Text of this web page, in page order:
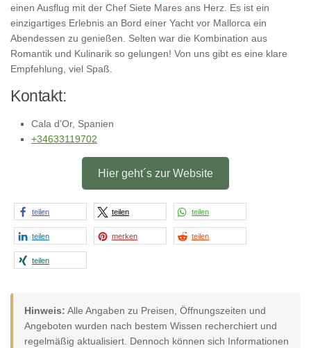
einen Ausflug mit der Chef Siete Mares ans Herz. Es ist ein
einzigartiges Erlebnis an Bord einer Yacht vor Mallorca ein
Abendessen zu genießen. Selten war die Kombination aus
Romantik und Kulinarik so gelungen! Von uns gibt es eine klare
Empfehlung, viel Spaß.
Kontakt:
Cala d’Or, Spanien
+34633119702
Hier geht´s zur Website
teilen teilen teilen
teilen merken teilen
teilen
Hinweis: Alle Angaben zu Preisen, Öffnungszeiten und
Angeboten wurden nach bestem Wissen recherchiert und
regelmäßig aktualisiert. Dennoch können sich Informationen